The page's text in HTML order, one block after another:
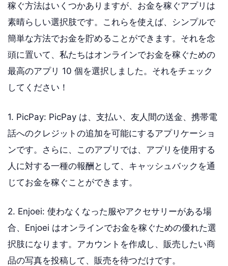
稼ぐ方法はいくつかありますが、お金を稼ぐアプリは
素晴らしい選択肢です。これらを使えば、シンプルで
簡単な方法でお金を貯めることができます。それを念
頭に置いて、私たちはオンラインでお金を稼ぐための
最高のアプリ 10 個を選択しました。それをチェック
してください！
1. PicPay: PicPay は、支払い、友人間の送金、携帯電
話へのクレジットの追加を可能にするアプリケーショ
ンです。さらに、このアプリでは、アプリを使用する
人に対する一種の報酬として、キャッシュバックを通
じてお金を稼ぐことができます。
2. Enjoei: 使わなくなった服やアクセサリーがある場
合、Enjoei はオンラインでお金を稼ぐための優れた選
択肢になります。アカウントを作成し、販売したい商
品の写真を投稿して、販売を待つだけです。